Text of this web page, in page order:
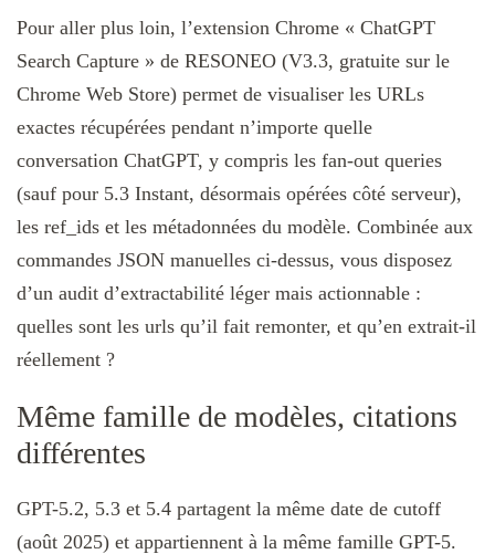
Pour aller plus loin, l’extension Chrome « ChatGPT
Search Capture » de RESONEO (V3.3, gratuite sur le
Chrome Web Store) permet de visualiser les URLs
exactes récupérées pendant n’importe quelle
conversation ChatGPT, y compris les fan-out queries
(sauf pour 5.3 Instant, désormais opérées côté serveur),
les ref_ids et les métadonnées du modèle. Combinée aux
commandes JSON manuelles ci-dessus, vous disposez
d’un audit d’extractabilité léger mais actionnable :
quelles sont les urls qu’il fait remonter, et qu’en extrait-il
réellement ?
Même famille de modèles, citations
différentes
GPT-5.2, 5.3 et 5.4 partagent la même date de cutoff
(août 2025) et appartiennent à la même famille GPT-5.